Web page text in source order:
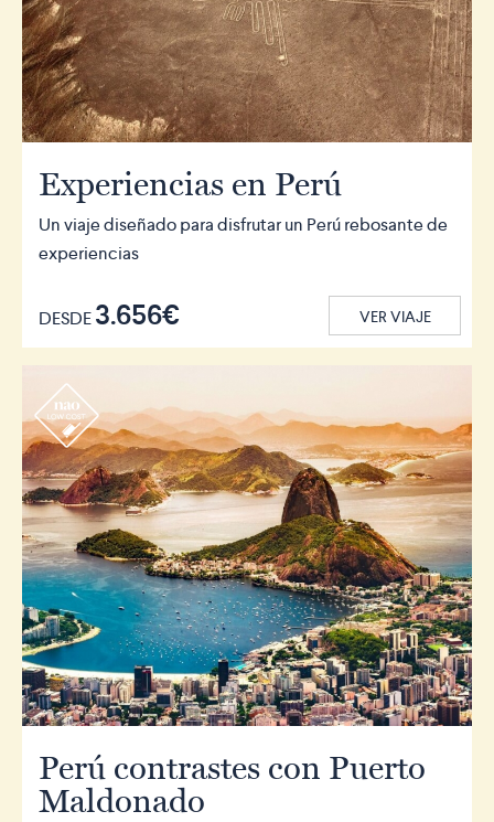
Experiencias en Perú
Un viaje diseñado para disfrutar un Perú rebosante de
experiencias
DESDE3.656€ VER VIAJE
r
Perú contrastes con Puerto
Maldonado